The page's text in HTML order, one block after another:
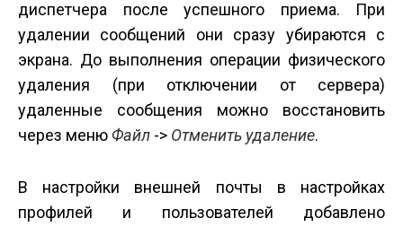
диспетчера после успешного приема. При
удалении сообщений они сразу убираются с
экрана. До выполнения операции физического
удаления (при отключении от сервера)
удаленные сообщения можно восстановить
через меню Файл -> Отменить удаление.
В настройки внешней почты в настройках
профилей и пользователей добавлено